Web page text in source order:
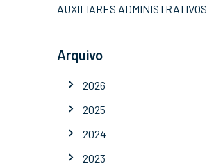
AUXILIARES ADMINISTRATIVOS
Arquivo
2026
2025
2024
2023